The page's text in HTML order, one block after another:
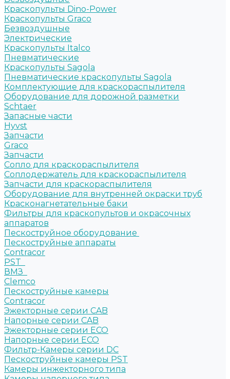
Краскопульты Dino-Power
Краскопульты Graco
Безвоздушные
Электрические
Краскопульты Italco
Пневматические
Краскопульты Sagola
Пневматические краскопульты Sagola
Комплектующие для краскораспылителя
Оборудование для дорожной разметки
Schtaer
Запасные части
Hyvst
Запчасти
Graco
Запчасти
Сопло для краскораспылителя
Соплодержатель для краскораспылителя
Запчасти для краскораспылителя
Оборудование для внутренней окраски труб
Красконагнетательные баки
Фильтры для краскопультов и окрасочных
аппаратов
Пескоструйное оборудование
Пескоструйные аппараты
Contracor
PST
ВМЗ
Clemco
Пескоструйные камеры
Contracor
Эжекторные серии CAB
Напорные серии CAB
Эжекторные серии ECO
Напорные серии ECO
Фильтр-Камеры серии DC
Пескоструйные камеры PST
Камеры инжекторного типа